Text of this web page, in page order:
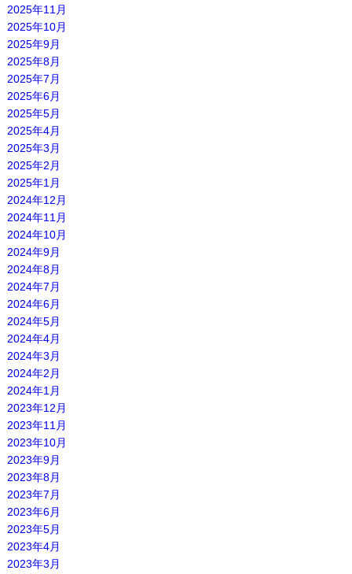
2025年11月
2025年10月
2025年9月
2025年8月
2025年7月
2025年6月
2025年5月
2025年4月
2025年3月
2025年2月
2025年1月
2024年12月
2024年11月
2024年10月
2024年9月
2024年8月
2024年7月
2024年6月
2024年5月
2024年4月
2024年3月
2024年2月
2024年1月
2023年12月
2023年11月
2023年10月
2023年9月
2023年8月
2023年7月
2023年6月
2023年5月
2023年4月
2023年3月